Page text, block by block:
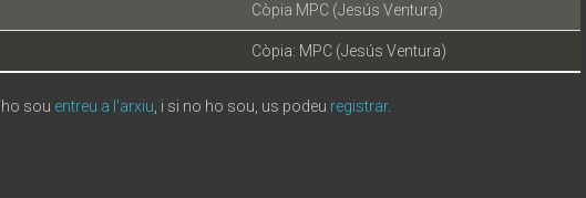
Còpia MPC (Jesús Ventura)
Còpia: MPC (Jesús Ventura)
sou entreu a l'arxiu , i si no ho sou, us podeu registrar.